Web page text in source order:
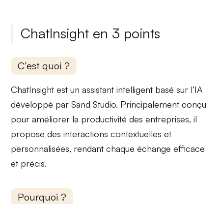
ChatInsight en 3 points
C’est quoi ?
ChatInsight est un assistant intelligent basé sur l’IA
développé par Sand Studio. Principalement conçu
pour améliorer la productivité des entreprises, il
propose des interactions contextuelles et
personnalisées, rendant chaque échange efficace
et précis.
Pourquoi ?